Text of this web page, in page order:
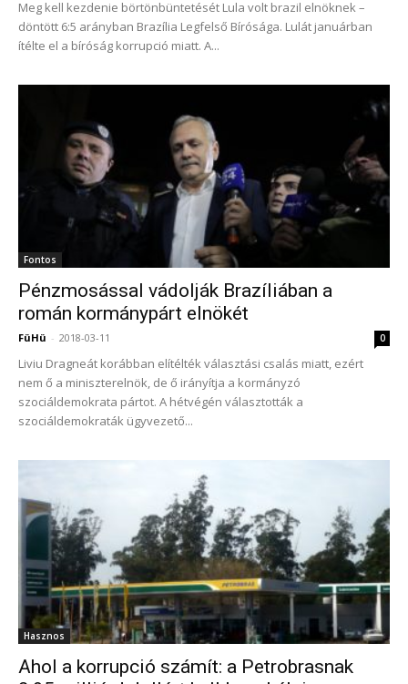
Meg kell kezdenie börtönbüntetését Lula volt brazil elnöknek –
döntött 6:5 arányban Brazília Legfelső Bírósága. Lulát januárban
ítélte el a bíróság korrupció miatt. A...
Fontos
Pénzmosással vádolják Brazíliában a
román kormánypárt elnökét
FüHü - 2018-03-11 0
Liviu Dragneát korábban elítélték választási csalás miatt, ezért
nem ő a miniszterelnök, de ő irányítja a kormányzó
szociáldemokrata pártot. A hétvégén választották a
szociáldemokraták ügyvezető...
Hasznos
Ahol a korrupció számít: a Petrobrasnak